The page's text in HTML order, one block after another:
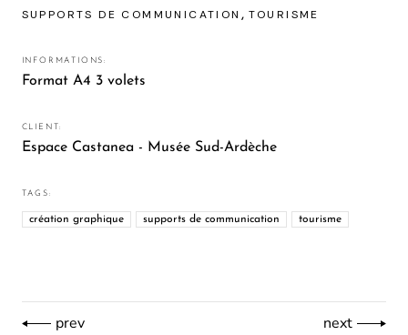
SUPPORTS DE COMMUNICATION TOURISME
INFORMATIONS:
Format A4 3 volets
CLIENT:
Espace Castanea - Musée Sud-Ardèche
TAGS:
création graphique supports de communication tourisme
prev next